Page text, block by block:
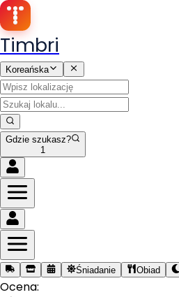
Timbri
Koreańska
Gdzie szukasz?
1
Śniadanie Obiad
Ocena: